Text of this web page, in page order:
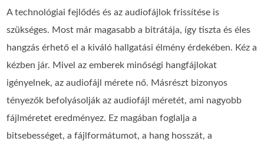
A technológiai fejlődés és az audiofájlok frissítése is
szükséges. Most már magasabb a bitrátája, így tiszta és éles
hangzás érhető el a kiváló hallgatási élmény érdekében. Kéz a
kézben jár. Mivel az emberek minőségi hangfájlokat
igényelnek, az audiofájl mérete nő. Másrészt bizonyos
tényezők befolyásolják az audiofájl méretét, ami nagyobb
fájlméretet eredményez. Ez magában foglalja a
bitsebességet, a fájlformátumot, a hang hosszát, a